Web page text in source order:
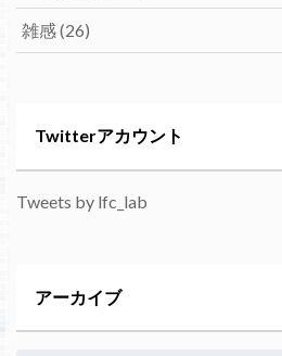
雑感(26)
Twitterアカウント
Tweets by lfc_lab
アーカイブ